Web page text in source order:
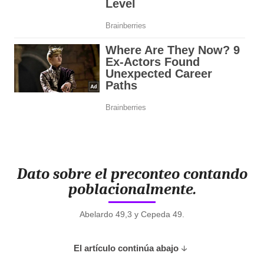
Dato sobre el preconteo contando
poblacionalmente.
Abelardo 49,3 y Cepeda 49.
El artículo continúa abajo